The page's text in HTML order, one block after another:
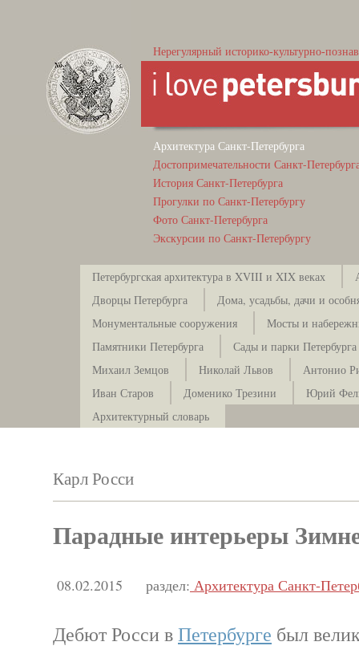
Нерегулярный историко-культурно-
Архитектура Санкт-Петербурга
Достопримечательности Санкт-
История Санкт-Петербурга
Прогулки по Санкт-Петербургу
Фото Санкт-Петербурга
Экскурсии по Санкт-Петербургу
Петербургская архитектура в XVIII и XIX веках
Дворцы Петербурга
Дома, усадьбы, дачи и
Монументальные сооружения
Мосты и
Памятники Петербурга
Сады и парки Петербурга
Михаил Земцов
Николай Львов
Антонио
Иван Старов
Доменико Трезини
Юрий
Архитектурный словарь
Карл Росси
Парадные интерьеры
08.02.2015 раздел: Архитектура Санкт-
Дебют Росси вПетербурге был